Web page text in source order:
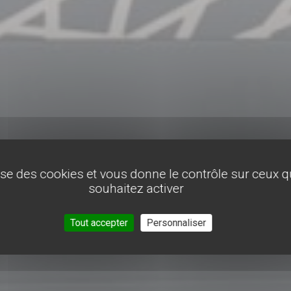
des cookies et vous donne le contrôle sur ceux
souhaitez activer
Tout accepter Personnaliser